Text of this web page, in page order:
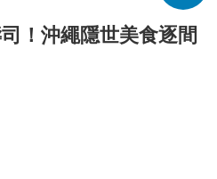
！沖繩隱世美食逐間